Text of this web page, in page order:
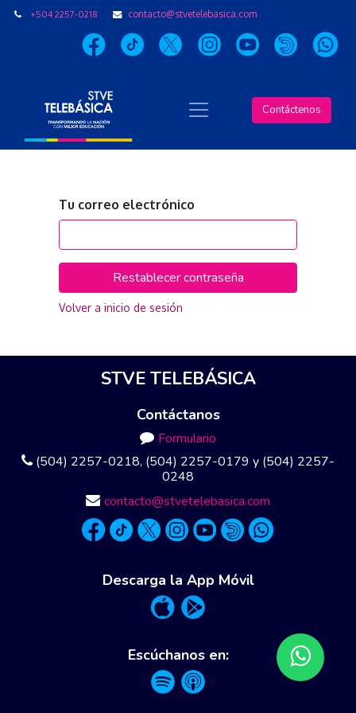
+504 2257-0218 contacto@stvetelebasica.com
Contáctenos
Tu correo electrónico
Restablecer contraseña
Volver a inicio de sesión
STVE TELEBÁSICA
Contáctanos
Formulario
(504) 2257-0218, (504) 2257-0179 y (504) 2257-
0248
contacto@stvetelebasica.com
Descarga la App Móvil
Escúchanos en: